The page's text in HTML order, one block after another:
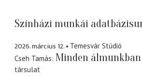
Színházi munkái
2026. március 12.
Temesvár Stúdió
Cseh Tamás Minden álmunkban
társulat